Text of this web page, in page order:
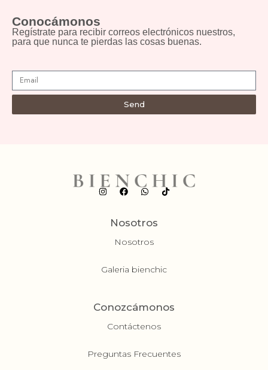
Conocámonos
Regístrate para recibir correos electrónicos nuestros,
para que nunca te pierdas las cosas buenas.
Send
Nosotros
Nosotros
Galeria bienchic
Conozcámonos
Contáctenos
Preguntas Frecuentes